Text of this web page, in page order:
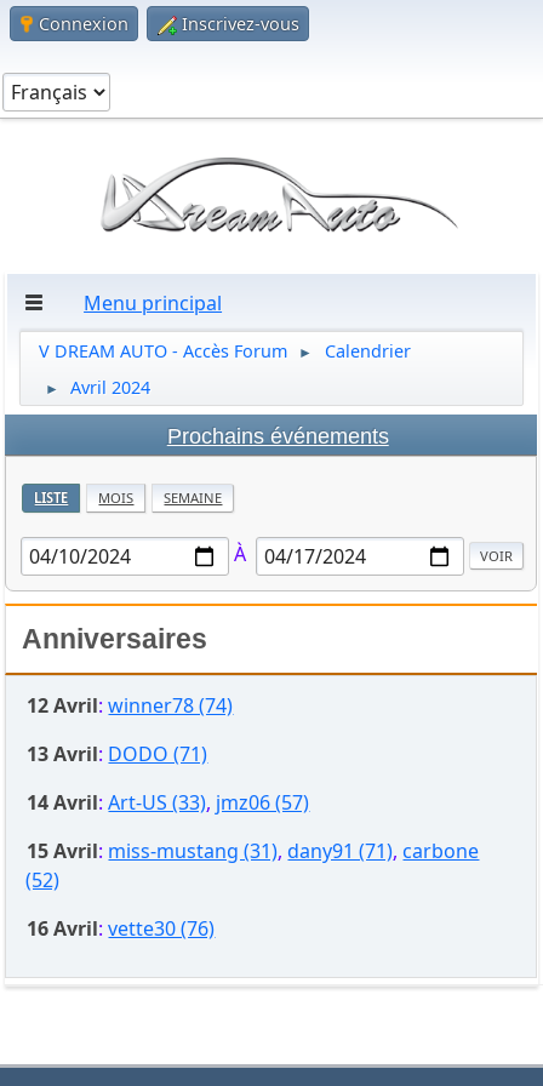
Connexion Inscrivez-vous
Menu principal
V DREAM AUTO - Accès Forum ► Calendrier
► Avril 2024
Prochains événements
LISTE MOIS SEMAINE
À
Anniversaires
12 Avril:winner78 (74)
13 Avril: DODO (71)
14 Avril:Art-US (33), jmz06 (57)
15 Avril: miss-mustang (31),dany91 (71),carbone
(52)
16 Avril:vette30 (76)